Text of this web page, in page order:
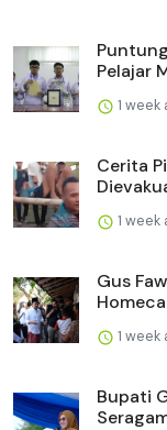
Pelajar
1 week
Cerita
1 week
Gus
1 week
Bupati